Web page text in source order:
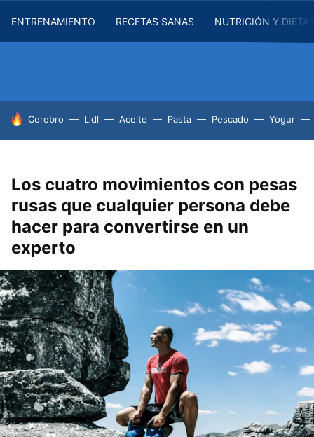
ENTRENAMIENTO RECETAS SANAS NUTRICIÓN Y
HOY SE HABLA DE
Cerebro Lidl Aceite Pasta Pescado Yogur
Los cuatro movimientos con pesas
rusas que cualquier persona debe
hacer para convertirse en un
experto